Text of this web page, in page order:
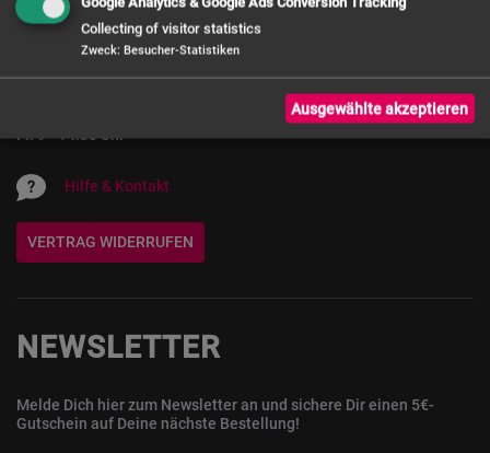
0 800 - 72 12 72 12
Hilfe & Kontakt
VERTRAG WIDERRUFEN
NEWSLETTER
Melde Dich hier zum Newsletter an und sichere Dir einen 5€-
Gutschein auf Deine nächste Bestellung!
Collecting of visitor statistics
Zweck: Besucher-Statistiken
Ausgewählte akzeptieren